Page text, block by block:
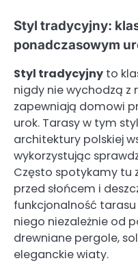
Styl tradycyjny:
ponadczasowym
Styl tradycyjny to
nigdy nie wychodzą z
zapewniają domowi
urok. Tarasy w tym
architektury polskiej
wykorzystując
Często spotykamy tu
przed słońcem i
funkcjonalność
niego niezależnie od
drewniane pergole,
eleganckie wiaty.